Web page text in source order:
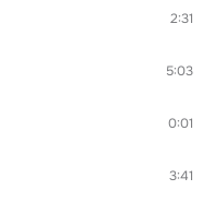
2:31
5:03
0:01
3:41